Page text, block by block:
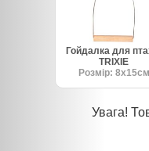
Гойдалка для
TRIXIE
Розмір: 8х15см
Увага!